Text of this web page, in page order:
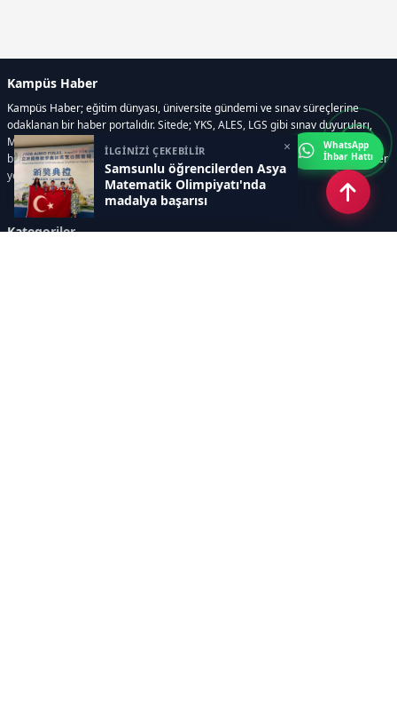
İLGİNİZİ ÇEKEBİLİR
Samsunlu öğrencilerden Asya
Matematik Olimpiyatı'nda
madalya başarısı
×
Kampüs Haber
Kampüs Haber; eğitim dünyası, üniversite gündemi ve sınav süreçlerine
odaklanan bir haber portalıdır. Sitede; YKS, ALES, LGS gibi sınav duyuruları,
Milli Eğitim Bakanlığı gelişmeleri, üniversite haberleri, rehberlik içerikleri,
bilim ve teknoloji alanındaki yenilikler ile öğrenci yaşamına dair güncel bilgiler
yer alır.
Kategoriler
WhatsApp
İhbar Hattı